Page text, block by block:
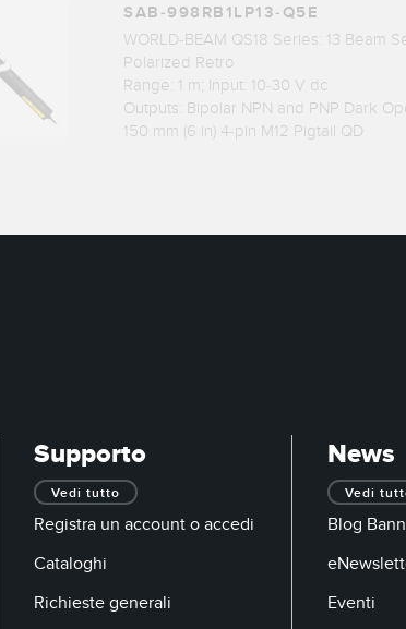
SAB-998RB1LP13-Q5E
WORLD-BEAM QS18 Series: 13 Beam
Polarized Retro
Range: 1 m; Input: 10-30 V dc
Outputs: Bipolar NPN and PNP Dark
150 mm (6 in) 4-pin M12 Pigtail QD
Supporto
Vedi tutto
Registra un account o accedi
Cataloghi
Richieste generali
News
Vedi
Blog
Eventi